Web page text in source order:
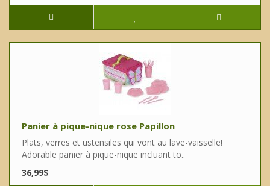
Panier à pique-nique rose Papillon
Plats, verres et ustensiles qui vont au lave-vaisselle!
Adorable panier à pique-nique incluant to..
36,99$